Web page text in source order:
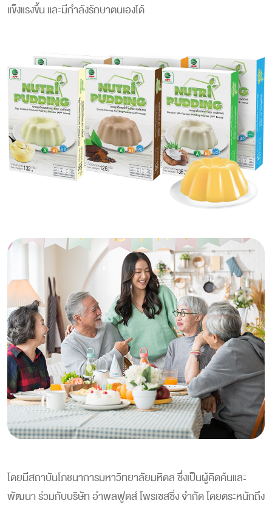
แข็งแรงขึ้น และมีกำลังรักษาตนเองได้
โดยมีสถาบันโภชนาการมหาวิทยาลัยมหิดล ซึ่งเป็นผู้คิดค้นและ
พัฒนา ร่วมกับบริษัท อำพลฟูดส์ โพรเซสซิ่ง จำกัด โดยตระหนักถึง